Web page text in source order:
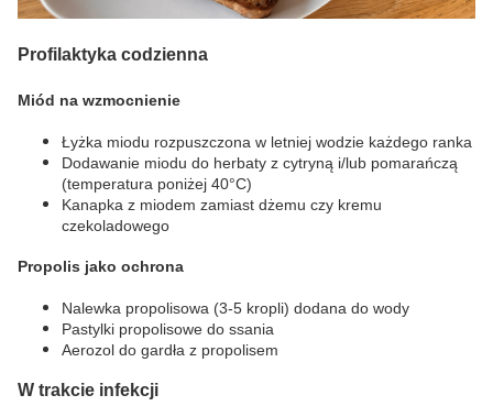
Profilaktyka codzienna
Miód na wzmocnienie
Łyżka miodu rozpuszczona w letniej wodzie każdego ranka
Dodawanie miodu do herbaty z cytryną i/lub pomarańczą
(temperatura poniżej 40°C)
Kanapka z miodem zamiast dżemu czy kremu
czekoladowego
Propolis jako ochrona
Nalewka propolisowa (3-5 kropli) dodana do wody
Pastylki propolisowe do ssania
Aerozol do gardła z propolisem
W trakcie infekcji